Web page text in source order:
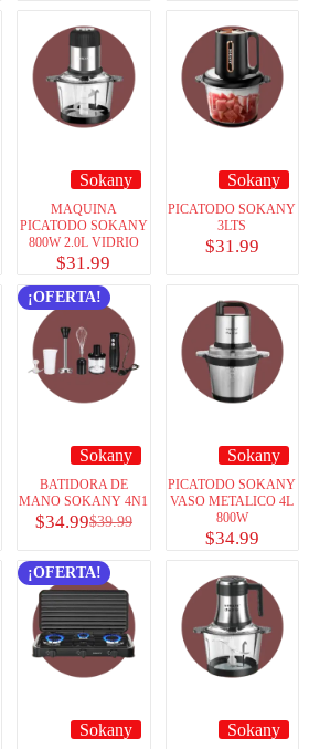
Sokany
MAQUINA
PICATODO SOKANY
800W 2.0L VIDRIO
$31.99
Sokany
PICATODO SOKANY
3LTS
$31.99
¡OFERTA!
Sokany
BATIDORA DE
MANO SOKANY 4N1
$39.99
$34.99
Sokany
PICATODO SOKANY
VASO METALICO 4L
800W
$34.99
¡OFERTA!
Sokany Sokany